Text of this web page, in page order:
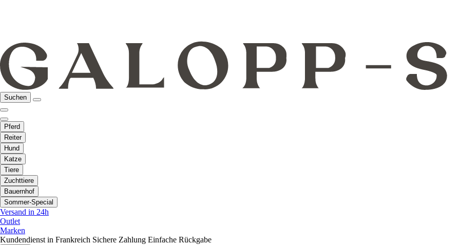
Suchen
Pferd
Reiter
Hund
Katze
Tiere
Zuchttiere
Bauernhof
Sommer-Special
Versand in 24h
Outlet
Marken
Kundendienst in Frankreich Sichere Zahlung Einfache Rückgabe